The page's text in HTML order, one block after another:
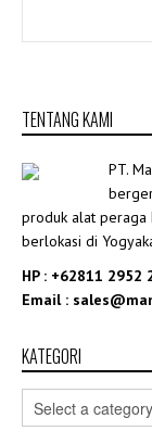
TENTANG KAMI
PT.
produk alat peraga
berlokasi di
HP : +62811 2952
Email :
KATEGORI